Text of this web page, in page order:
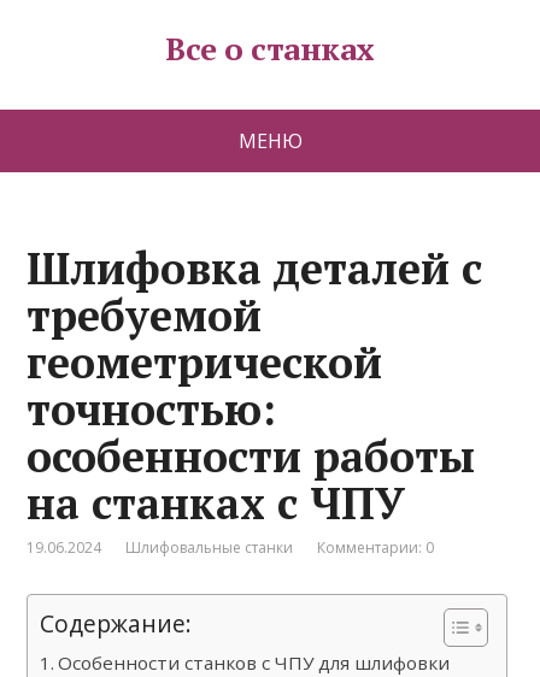
Все о станках
МЕНЮ
Шлифовка деталей с
требуемой
геометрической
точностью:
особенности работы
на станках с ЧПУ
19.06.2024 Шлифовальные станки Комментарии: 0
Содержание:
Особенности станков с ЧПУ для шлифовки